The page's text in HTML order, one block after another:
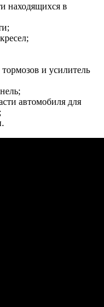
находящихся в
и усилитель
автомобиля для